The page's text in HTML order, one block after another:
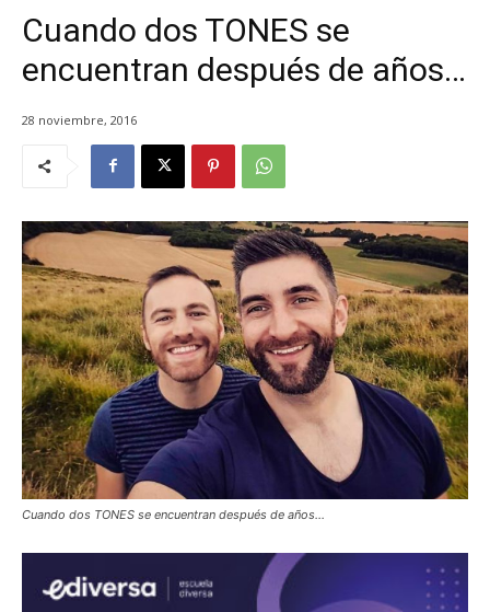
Cuando dos TONES se
encuentran después de años…
28 noviembre, 2016
Cuando dos TONES se encuentran después de años…